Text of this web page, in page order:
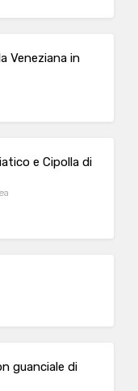
Veneziana in
e Cipolla di
guanciale di